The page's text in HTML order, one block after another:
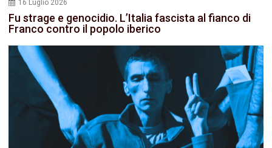
16 Luglio 2026
Fu strage e genocidio. L’Italia fascista al fianco di
Franco contro il popolo iberico